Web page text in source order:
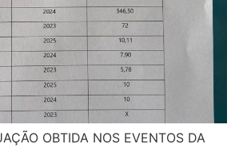
OBTIDA NOS EVENTOS DA